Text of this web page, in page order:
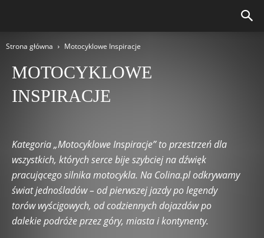
Strona główna Motocyklowe Inspiracje
MOTOCYKLOWE
INSPIRACJE
Chevrolet
Chrysler Ciekawostki motoryzacyjne
Citroën
Dodge
Egzaminy
Ekologia i Motoryzacja
Eksploatacja i Serwis
Fakty i Mity
Ferrari
Floty i Samochody Służbowe
Ford
Historia motoryzacji
Honda
Hyundai Jaguar Jeep Kia
Kierowcy
Klasyki Motoryzacji
Kultura Samochodowa
Kursy
Kategoria „Motocyklowe Inspiracje” to przestrzeń dla
wszystkich, których serce bije szybciej na dźwięk
pracującego silnika motocykla. Na Colina.pl odkrywamy
świat jednośladów – od pierwszej jazdy po legendy
torów wyścigowych, od codziennych dojazdów po
dalekie podróże przez góry, miasta i kontynenty.